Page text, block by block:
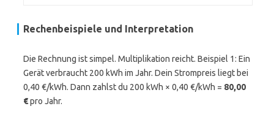
Rechenbeispiele und Interpretation
Die Rechnung ist simpel. Multiplikation reicht. Beispiel 1: Ein
Gerät verbraucht 200 kWh im Jahr. Dein Strompreis liegt bei
0,40 €/kWh. Dann zahlst du 200 kWh × 0,40 €/kWh = 80,00
€pro Jahr.